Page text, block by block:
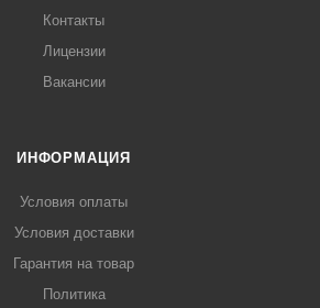
Контакты
Лицензии
Вакансии
ИНФОРМАЦИЯ
Условия оплаты
Условия доставки
Гарантия на товар
Политика